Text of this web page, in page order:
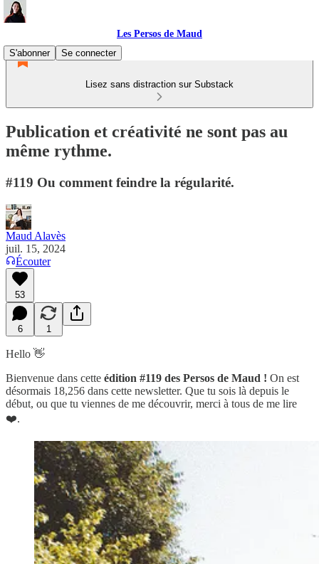
Les Persos de Maud
S'abonner
Se connecter
Lisez sans distraction sur Substack
Publication et créativité ne sont pas au
même rythme.
#119 Ou comment feindre la régularité.
Maud Alavès
juil. 15, 2024
Écouter
53
6 1
Hello 👋
Bienvenue dans cette édition #119 des Persos de Maud ! On est
désormais 18,256 dans cette newsletter. Que tu sois là depuis le
début, ou que tu viennes de me découvrir, merci à tous de me lire
❤️.